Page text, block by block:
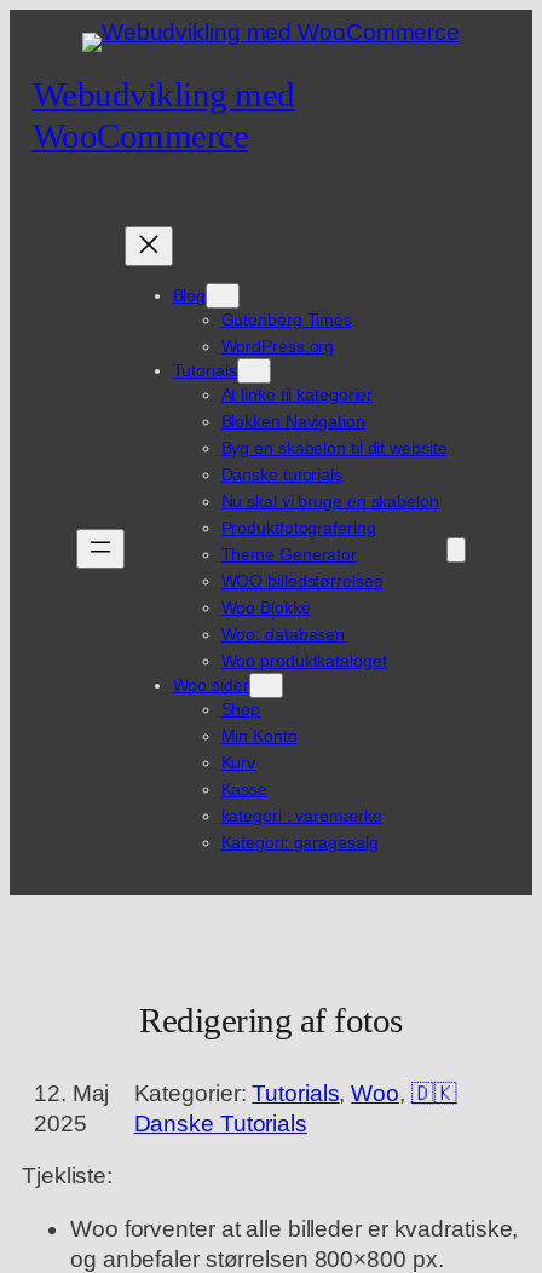
indhold
Webudvikling med
WooCommerce
Blog
Gutenberg Times
WordPress.org
Tutorials
At linke til kategorier
Blokken Navigation
Byg en skabelon til dit website
Danske tutorials
Nu skal vi bruge en skabelon
Produktfotografering
Theme Generator
WOO billedstørrelsee
Woo Blokke
Woo: databasen
Woo produktkataloget
Woo sider
Shop
Min Konto
Kurv
Kasse
kategori : varemærke
Kategori: garagesalg
Redigering af fotos
12. Maj
2025
Kategorier:Tutorials, Woo, 🇩🇰
Danske Tutorials
Tjekliste:
Woo forventer at alle billeder er kvadratiske,
og anbefaler størrelsen 800×800 px.